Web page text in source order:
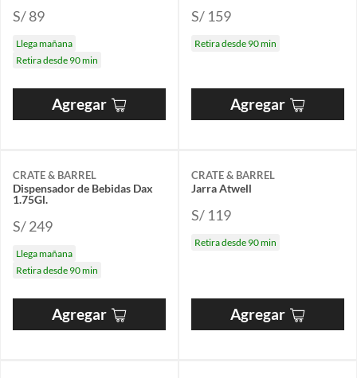
S/ 89
Llega mañana
Retira desde 90 min
Agregar
S/ 159
Retira desde 90 min
Agregar
CRATE & BARREL
Dispensador de Bebidas Dax
1.75Gl.
S/ 249
Llega mañana
Retira desde 90 min
Agregar
CRATE & BARREL
Jarra Atwell
S/ 119
Retira desde 90 min
Agregar